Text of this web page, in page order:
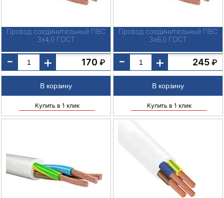
Провод соединительный ПВС
3х4,0 ГОСТ
- + 170 ₽
Купить в 1 клик
Провод соединительный ПВС
3х6,0 ГОСТ
- + 245 ₽
Купить в 1 клик